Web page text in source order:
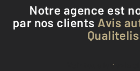
Notre agence est
par nos clients Avis
Qualitelis
Voir tous les avis